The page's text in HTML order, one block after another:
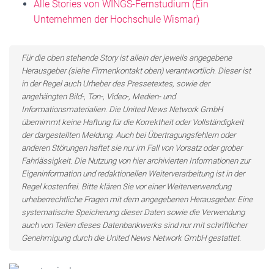
Alle Stories von WINGS-Fernstudium (Ein
Unternehmen der Hochschule Wismar)
Für die oben stehende Story ist allein der jeweils angegebene
Herausgeber (siehe Firmenkontakt oben) verantwortlich. Dieser ist
in der Regel auch Urheber des Pressetextes, sowie der
angehängten Bild-, Ton-, Video-, Medien- und
Informationsmaterialien. Die United News Network GmbH
übernimmt keine Haftung für die Korrektheit oder Vollständigkeit
der dargestellten Meldung. Auch bei Übertragungsfehlern oder
anderen Störungen haftet sie nur im Fall von Vorsatz oder grober
Fahrlässigkeit. Die Nutzung von hier archivierten Informationen zur
Eigeninformation und redaktionellen Weiterverarbeitung ist in der
Regel kostenfrei. Bitte klären Sie vor einer Weiterverwendung
urheberrechtliche Fragen mit dem angegebenen Herausgeber. Eine
systematische Speicherung dieser Daten sowie die Verwendung
auch von Teilen dieses Datenbankwerks sind nur mit schriftlicher
Genehmigung durch die United News Network GmbH gestattet.